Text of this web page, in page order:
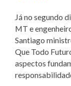
Já no segundo
MT e
Santiago
Que Todo
aspectos